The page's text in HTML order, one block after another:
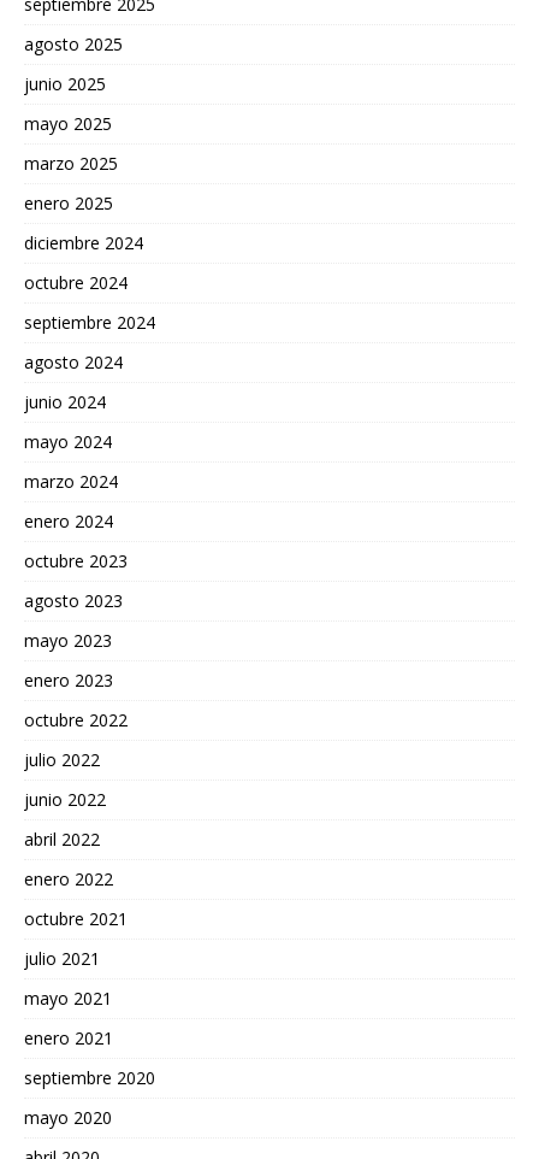
agosto 2025
junio 2025
mayo 2025
marzo 2025
enero 2025
diciembre 2024
octubre 2024
septiembre 2024
agosto 2024
junio 2024
mayo 2024
marzo 2024
enero 2024
octubre 2023
agosto 2023
mayo 2023
enero 2023
octubre 2022
julio 2022
junio 2022
abril 2022
enero 2022
octubre 2021
julio 2021
mayo 2021
enero 2021
septiembre 2020
mayo 2020